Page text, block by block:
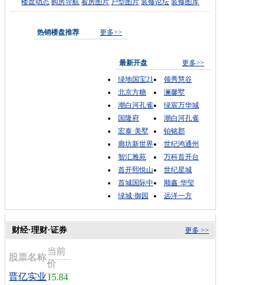
楼盘动态 购房导航 看房图片 户型图片 装修论坛 装修图库
热销楼盘推荐 更多>>
最新开盘
更多>>
绿地国宝21
领秀慧谷
北京方糖
澜馨墅
潮白河孔雀
绿宸万华城
国隆府
潮白河孔雀
宏泰·美墅
铂铭郡
廊坊新世界
世纪鸿通州
智汇雅苑
万科首开台
首开熙悦山
世纪星城
首城国际中
顺鑫·华玺
绿城·御园
远洋一方
更多 >>
财经·理财·证券
股票名称
当前
价
晋亿实业15.84